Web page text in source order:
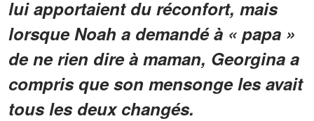
lui apportaient du réconfort, mais
lorsque Noah a demandé à « papa »
de ne rien dire à maman, Georgina a
compris que son mensonge les avait
tous les deux changés.